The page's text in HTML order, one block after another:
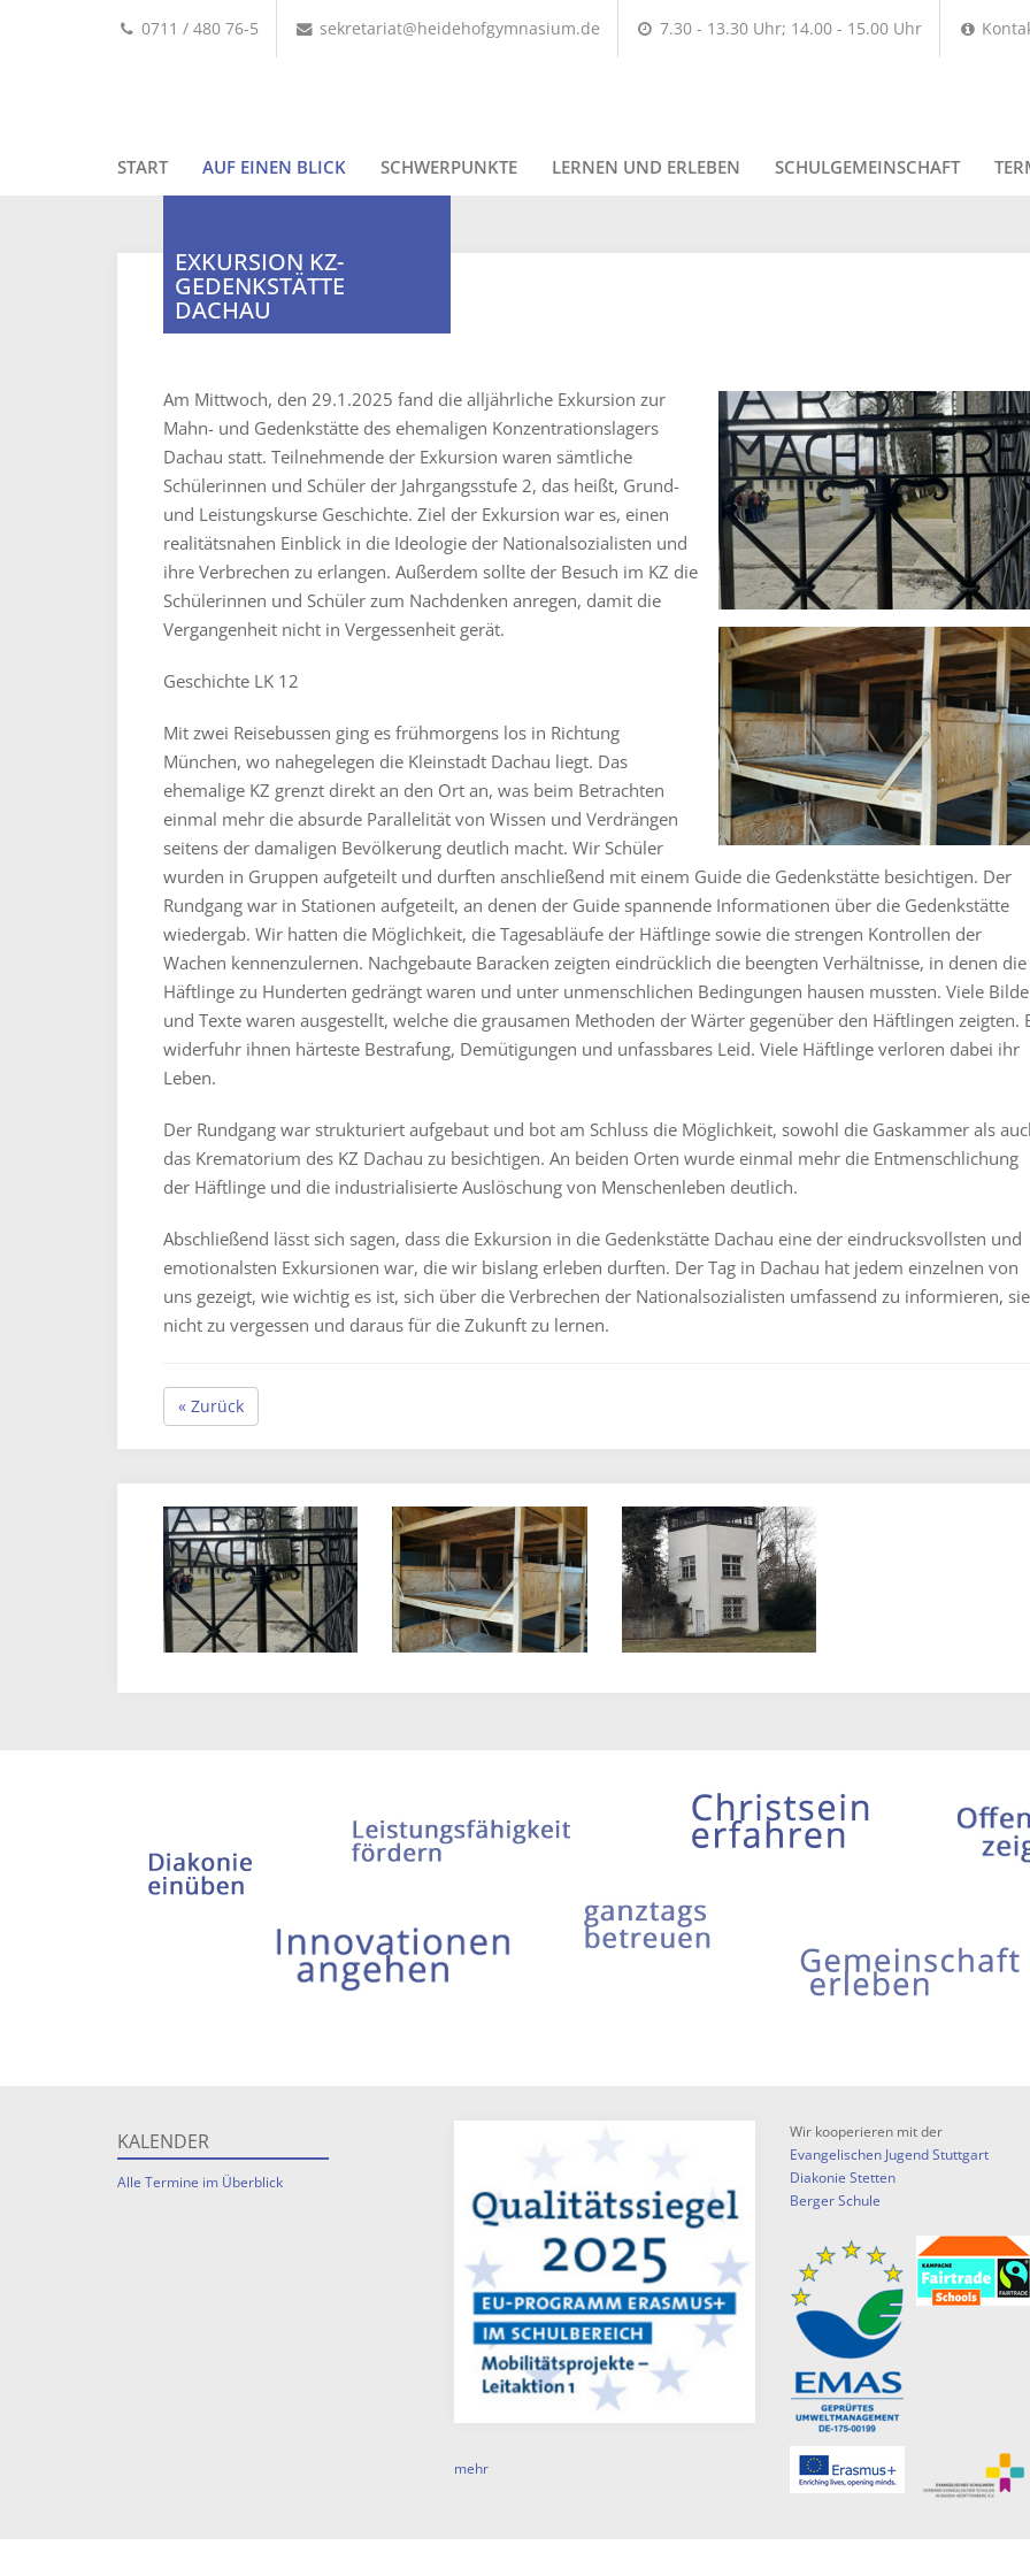
0711 / 480 76-5 sekretariat@heidehofgymnasium.de 7.30 - 13.30 Uhr; 14.00 - 15.00 Uhr
START AUF EINEN BLICK SCHWERPUNKTE LERNEN UND ERLEBEN SCHULGEMEINSCHAFT
EXKURSION KZ-
GEDENKSTÄTTE
DACHAU
Am Mittwoch, den 29.1.2025 fand die alljährliche Exkursion zur
Mahn- und Gedenkstätte des ehemaligen Konzentrationslagers
Dachau statt. Teilnehmende der Exkursion waren sämtliche
Schülerinnen und Schüler der Jahrgangsstufe 2, das heißt, Grund-
und Leistungskurse Geschichte. Ziel der Exkursion war es, einen
realitätsnahen Einblick in die Ideologie der Nationalsozialisten und
ihre Verbrechen zu erlangen. Außerdem sollte der Besuch im KZ die
Schülerinnen und Schüler zum Nachdenken anregen, damit die
Vergangenheit nicht in Vergessenheit gerät.
Geschichte LK 12
Mit zwei Reisebussen ging es frühmorgens los in Richtung
München, wo nahegelegen die Kleinstadt Dachau liegt. Das
ehemalige KZ grenzt direkt an den Ort an, was beim Betrachten
einmal mehr die absurde Parallelität von Wissen und Verdrängen
seitens der damaligen Bevölkerung deutlich macht. Wir Schüler
wurden in Gruppen aufgeteilt und durften anschließend mit einem Guide die Gedenkstätte besichtigen. Der
Rundgang war in Stationen aufgeteilt, an denen der Guide spannende Informationen über die Gedenkstätte
wiedergab. Wir hatten die Möglichkeit, die Tagesabläufe der Häftlinge sowie die strengen Kontrollen der
Wachen kennenzulernen. Nachgebaute Baracken zeigten eindrücklich die beengten Verhältnisse, in denen die
Häftlinge zu Hunderten gedrängt waren und unter unmenschlichen Bedingungen hausen mussten. Viele
und Texte waren ausgestellt, welche die grausamen Methoden der Wärter gegenüber den Häftlingen zeigten.
widerfuhr ihnen härteste Bestrafung, Demütigungen und unfassbares Leid. Viele Häftlinge verloren dabei ihr
Leben.
Der Rundgang war strukturiert aufgebaut und bot am Schluss die Möglichkeit, sowohl die Gaskammer als
das Krematorium des KZ Dachau zu besichtigen. An beiden Orten wurde einmal mehr die Entmenschlichung
der Häftlinge und die industrialisierte Auslöschung von Menschenleben deutlich.
Abschließend lässt sich sagen, dass die Exkursion in die Gedenkstätte Dachau eine der eindrucksvollsten und
emotionalsten Exkursionen war, die wir bislang erleben durften. Der Tag in Dachau hat jedem einzelnen von
uns gezeigt, wie wichtig es ist, sich über die Verbrechen der Nationalsozialisten umfassend zu informieren, sie
nicht zu vergessen und daraus für die Zukunft zu lernen.
« Zurück
KALENDER
Alle Termine im Überblick
mehr
Wir kooperieren mit der
Evangelischen Jugend Stuttgart
Diakonie Stetten
Berger Schule